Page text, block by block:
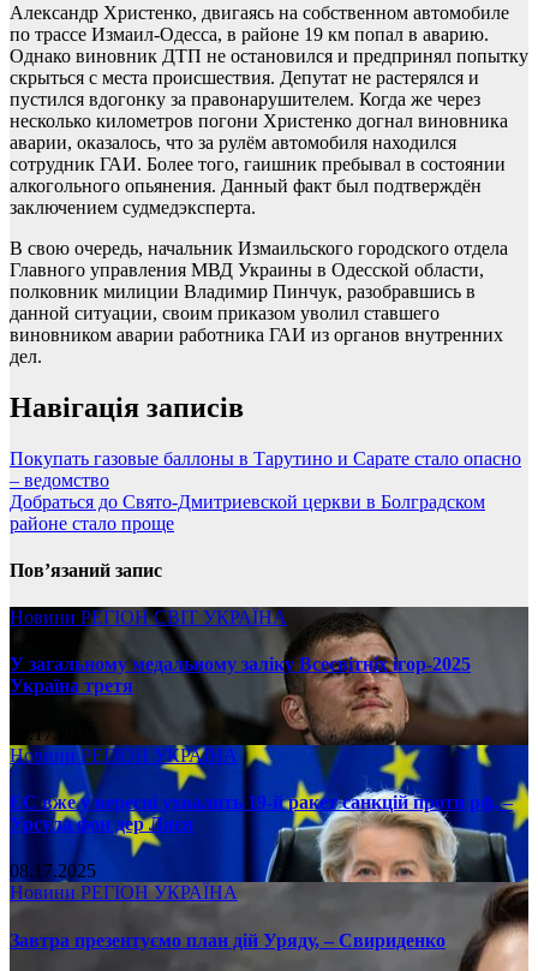
Александр Христенко, двигаясь на собственном автомобиле
по трассе Измаил-Одесса, в районе 19 км попал в аварию.
Однако виновник ДТП не остановился и предпринял попытку
скрыться с места происшествия. Депутат не растерялся и
пустился вдогонку за правонарушителем. Когда же через
несколько километров погони Христенко догнал виновника
аварии, оказалось, что за рулём автомобиля находился
сотрудник ГАИ. Более того, гаишник пребывал в состоянии
алкогольного опьянения. Данный факт был подтверждён
заключением судмедэксперта.
В свою очередь, начальник Измаильского городского отдела
Главного управления МВД Украины в Одесской области,
полковник милиции Владимир Пинчук, разобравшись в
данной ситуации, своим приказом уволил ставшего
виновником аварии работника ГАИ из органов внутренних
дел.
Навігація записів
Покупать газовые баллоны в Тарутино и Сарате стало опасно
– ведомство
Добраться до Свято-Дмитриевской церкви в Болградском
районе стало проще
Пов’язаний запис
Новини РЕГІОНСВІТ УКРАЇНА
У загальному медальному заліку Всесвітніх ігор-2025
Україна третя
08.17.2025
НовиниРЕГІОН УКРАЇНА
ЄС вже у вересні ухвалить 19-й ракет санкцій проти рф, –
Урсула фон дер Ляєн
08.17.2025
Новини РЕГІОН УКРАЇНА
Завтра презентуємо план дій Уряду, – Свириденко